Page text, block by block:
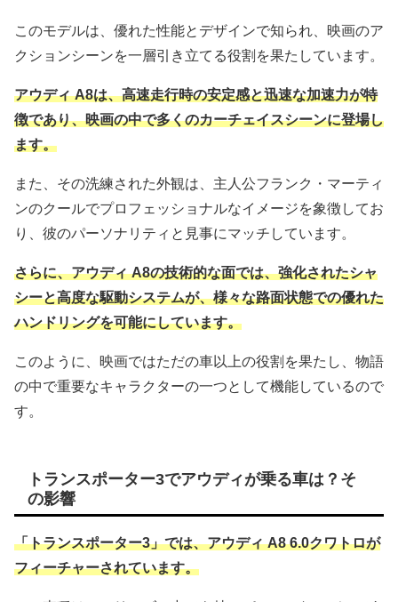
このモデルは、優れた性能とデザインで知られ、映画のア
クションシーンを一層引き立てる役割を果たしています。
アウディ A8は、高速走行時の安定感と迅速な加速力が特
徴であり、映画の中で多くのカーチェイスシーンに登場し
ます。
また、その洗練された外観は、主人公フランク・マーティ
ンのクールでプロフェッショナルなイメージを象徴してお
り、彼のパーソナリティと見事にマッチしています。
さらに、アウディ A8の技術的な面では、強化されたシャ
シーと高度な駆動システムが、様々な路面状態での優れた
ハンドリングを可能にしています。
このように、映画ではただの車以上の役割を果たし、物語
の中で重要なキャラクターの一つとして機能しているので
す。
トランスポーター3でアウディが乗る車は？そ
の影響
「トランスポーター3」では、アウディ A8 6.0クワトロが
フィーチャーされています。